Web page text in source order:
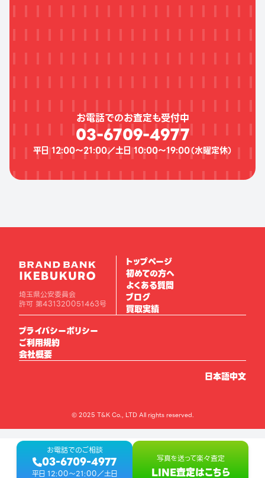
お電話でのご相談
03-6709-4977
平日 12:00〜21:00／土日
写真を送って楽々査定
LINE査定はこちら
お電話でのお査定も受付中
03-6709-4977
平日 12:00〜21:00／土日 10:00〜19:00（水曜定休）
埼玉県公安委員会
許可 第431320051463号
トップページ
初めての方へ
よくある質問
ブログ
買取実績
プライバシーポリシー
ご利用規約
会社概要
日本語中文
© 2025 T&K Co., LTD All rights reserved.